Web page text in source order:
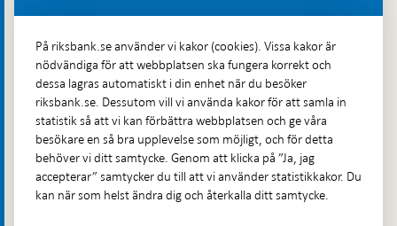
Hitta direkt
Frågor och svar-
Öppnas
i
ny
flik
Till Riksbankens webbarkiv-
Öppnas
i
ny
Presskontakt
Integritetspolicy
På riksbank.se använder vi kakor (cookies). Vissa kakor är
nödvändiga för att webbplatsen ska fungera korrekt och
dessa lagras automatiskt i din enhet när du besöker
riksbank.se. Dessutom vill vi använda kakor för att samla in
statistik så att vi kan förbättra webbplatsen och ge våra
besökare en så bra upplevelse som möjligt, och för detta
behöver vi ditt samtycke. Genom att klicka på ”Ja, jag
accepterar” samtycker du till att vi använder statistikkakor. Du
kan när som helst ändra dig och återkalla ditt samtycke.